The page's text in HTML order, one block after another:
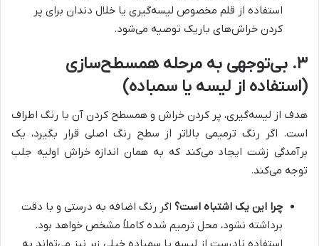
استفاده از قلم مخصوص لیسه‌گیری یا خلال دندان برای پر
کردن خراش‌های باریک توصیه می‌شود.
۳. بی‌توجهی به مرحله همسطح‌سازی
(استفاده از لیسه یا سمباده)
هدف از لیسه‌گیری، پر کردن خراش و همسطح کردن آن با رنگ اطراف
است. اگر رنگ ترمیمی بالاتر از سطح رنگ اصلی قرار بگیرد، یک
برآمدگی زشت ایجاد می‌کند که به همان اندازه خراش اولیه جلب
توجه می‌کند.
چرا این یک اشتباه است؟ اگر رنگ اضافه به درستی و با دقت
برداشته نشود، محل ترمیم شده کاملاً مشخص خواهد بود.